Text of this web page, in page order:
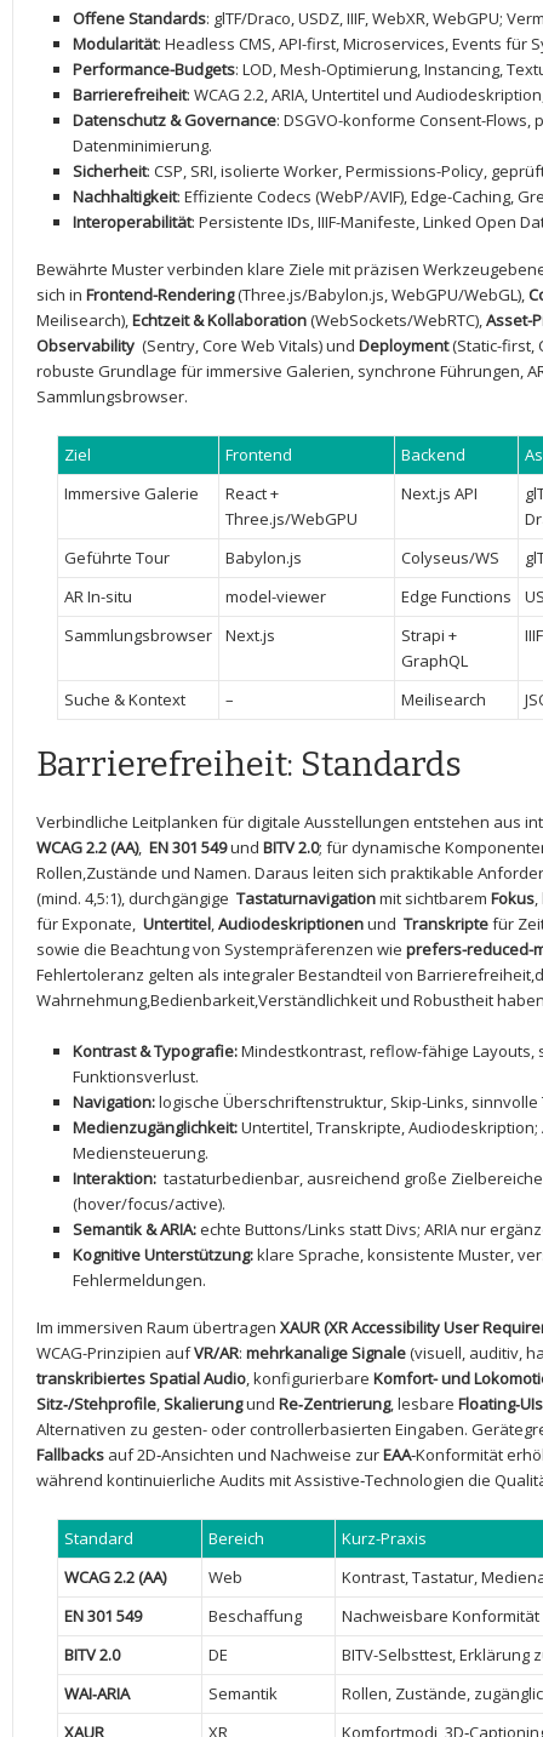
Offene Standards:⁤ glTF/Draco, USDZ,‍ IIIF, WebXR, WebGPU;
Modularität: Headless CMS, API-first, Microservices, Events für
Performance-Budgets: LOD, Mesh-Optimierung, Instancing,
Barrierefreiheit: WCAG 2.2, ARIA, Untertitel ‍und
Datenschutz &⁤ Governance: DSGVO-konforme Consent-
Datenminimierung.
Sicherheit: ​CSP, ​SRI, isolierte Worker, ‍Permissions-Policy,
Nachhaltigkeit: Effiziente Codecs (WebP/AVIF), Edge-Caching,
Interoperabilität: Persistente IDs, IIIF-Manifeste,⁣ Linked ‌Open⁣
Bewährte​ Muster ⁣verbinden klare Ziele mit‌ präzisen
sich‌ in Frontend-Rendering(Three.js/Babylon.js, WebGPU/WebGL),
Meilisearch),⁤Echtzeit⁣ & Kollaboration(WebSockets/WebRTC),Asset-
Observability ‍ (Sentry, Core‍ Web Vitals) und Deployment‍(Static-first,
robuste Grundlage ‍für immersive ‍Galerien,‌ synchrone Führungen,
Sammlungsbrowser.
Ziel Frontend Backend
Immersive Galerie
React +
⁢Three.js/WebGPU
Next.js API
Geführte Tour
Babylon.js Colyseus/WS
AR In-situ
model-viewer Edge Functions
Sammlungsbrowser
Next.js
Strapi +
GraphQL
IIIF
Suche‍ & Kontext – Meilisearch
Barrierefreiheit: Standards
Verbindliche⁣ Leitplanken⁢ für digitale​ Ausstellungen entstehen aus
WCAG 2.2 (AA), ‌ EN 301 549und BITV 2.0; für dynamische
Rollen,Zustände und Namen. Daraus leiten sich praktikable
(mind. ⁤4,5:1),‌ durchgängige ​ Tastaturnavigation​mit sichtbarem Fokus
für Exponate, ⁢ Untertitel,Audiodeskriptionen⁢und ‍ Transkriptefür
sowie die Beachtung ​von Systempräferenzen wie prefers-reduced-
Fehlertoleranz ⁤gelten ⁢als integraler Bestandteil von
Wahrnehmung,Bedienbarkeit,Verständlichkeit ⁣und Robustheit
Kontrast & Typografie:Mindestkontrast, ⁢reflow-fähige⁤ Layouts,
Funktionsverlust.
Navigation:logische Überschriftenstruktur, ‍Skip-Links,
Medienzugänglichkeit:Untertitel, Transkripte,
Mediensteuerung.
Interaktion: tastaturbedienbar, ausreichend große
(hover/focus/active).
Semantik​ & ARIA:echte⁣ Buttons/Links statt Divs; ARIA⁤ nur‌
Kognitive Unterstützung:klare‍ Sprache, konsistente ‍Muster,
Fehlermeldungen.
Im ⁣immersiven⁢ Raum übertragen XAUR (XR‍ Accessibility User‌
WCAG-Prinzipien aufVR/AR: mehrkanalige ⁢Signale(visuell, auditiv,
transkribiertes‍ Spatial Audio, konfigurierbare Komfort-‌ und
Sitz‑/Stehprofile,‍Skalierungund Re‑Zentrierung, lesbare Floating‑UIs
Alternativen zu gesten- oder controllerbasierten Eingaben.​
Fallbacks auf 2D‑Ansichten⁣ und Nachweise ⁢zurEAA‑Konformität
während kontinuierliche Audits​ mit ​Assistive‑Technologien ‌die
Standard Bereich
Kurz-Praxis
WCAG 2.2 (AA)
Web
Kontrast, Tastatur,
EN 301 549
Beschaffung
Nachweisbare Konformität
BITV 2.0
DE
BITV-Selbsttest, Erklärung
WAI‑ARIA
Semantik
Rollen, Zustände,
XAUR
XR Komfortmodi,‌